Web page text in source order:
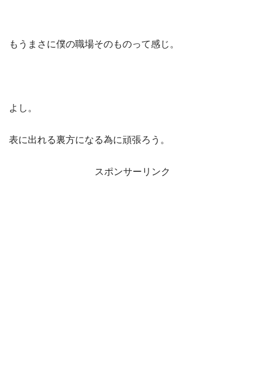
もうまさに僕の職場そのものって感じ。
よし。
表に出れる裏方になる為に頑張ろう。
スポンサーリンク